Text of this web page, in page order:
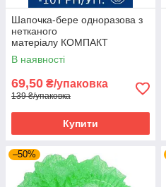
Шапочка-бере одноразова з
нетканого
матеріалу КОМПАКТ
MEDICOM (ГОЛУБА)
В наявності
69,50 ₴/упаковка
139 ₴/упаковка
Купити
–50%